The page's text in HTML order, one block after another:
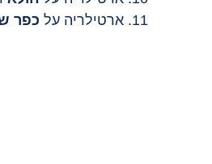
11. ארטילריה על
כפר